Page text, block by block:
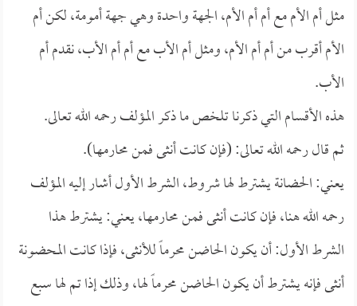
مثل أم الأم مع أم أم الأم، الجهة واحدة وهي جهة أمومة، لكن أم
الأم أقرب من أم أم الأم، ومثل أم الأب مع أم أم الأب، نقدم أم
الأب.
هذه الأقسام التي ذكرنا تلخص ما ذكر المؤلف رحمه الله تعالى.
ثم قال رحمه الله تعالى: (فإن كانت أنثى فمن محارمها).
يعني: الحضانة يشترط لها شروط، الشرط الأول أشار إليه المؤلف
رحمه الله هنا، فإن كانت أنثى فمن محارمها، يعني: يشترط هذا
الشرط الأول: أن يكون الحاضن محرماً للأنثى، فإذا كانت المحضونة
أنثى فإنه يشترط أن يكون الحاضن محرماً لها، وذلك إذا تم لها سبع